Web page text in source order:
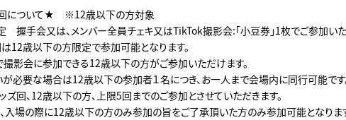
について★ ※12歳以下の方対象
握手会又は、メンバー全員チェキ又はTikTok撮影会:「小豆券」1枚でご参加いた
は12歳以下の方限定で参加可能となります。
撮影会に参加できる12歳以下の方がご参加いただけます。
が必要な場合は12歳以下の参加者１名につき、お一人まで会場内に同行可能です
回、12歳以下の方、上限5回までのご参加とさせていただきます。
入場の際に12歳以下の方のみ参加の旨をご了承頂いた方のみ参加可能となりま